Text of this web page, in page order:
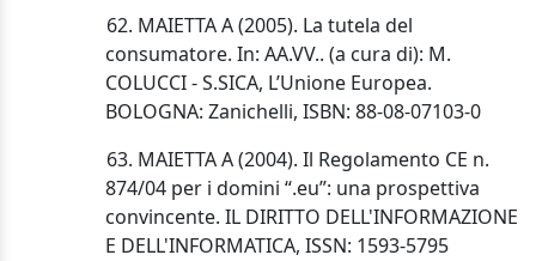
62. MAIETTA A (2005). La tutela del
consumatore. In: AA.VV.. (a cura di): M.
COLUCCI - S.SICA, L’Unione Europea.
BOLOGNA: Zanichelli, ISBN: 88-08-07103-0
63. MAIETTA A (2004). Il Regolamento CE n.
874/04 per i domini “.eu”: una prospettiva
convincente. IL DIRITTO DELL'INFORMAZIONE
E DELL'INFORMATICA, ISSN: 1593-5795